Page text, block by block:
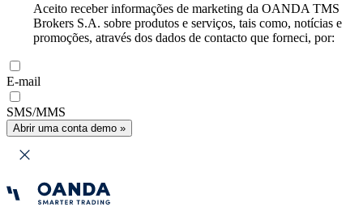
Aceito receber informações de marketing da OANDA TMS
Brokers S.A. sobre produtos e serviços, tais como, notícias e
promoções, através dos dados de contacto que forneci, por:
E-mail
SMS/MMS
Abrir uma conta demo »